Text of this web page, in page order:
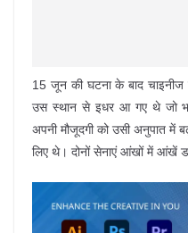
15 जून की घटना के बाद चाइनीज
उस स्थान से इधर आ गए थे जो
अपनी मौजूदगी को उसी अनुपात में
लिए थे। दोनों सेनाएं आंखों में आंखें